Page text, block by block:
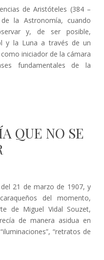
de Aristóteles (384 –
la Astronomía, cuando
y, de ser posible,
y la Luna a través de un
iniciador de la cámara
fundamentales de la
QUE NO SE
21 de marzo de 1907, y
del momento,
de Miguel Vidal Souzet,
de manera asidua en
“retratos de